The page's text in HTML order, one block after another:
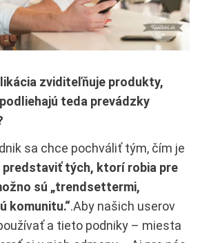
zviditeľňuje produkty,
teda prevádzky
sa chce pochváliť tým, čím je
predstaviť tých, ktorí robia pre
sú „trendsettermi,
komunitu.“.Aby našich userov
a tieto podniky – miesta